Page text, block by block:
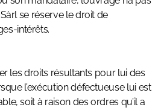
se réserve le droit de
intérêts.
les droits résultants pour lui des
l’exécution défectueuse lui est
soit à raison des ordres qu’il a